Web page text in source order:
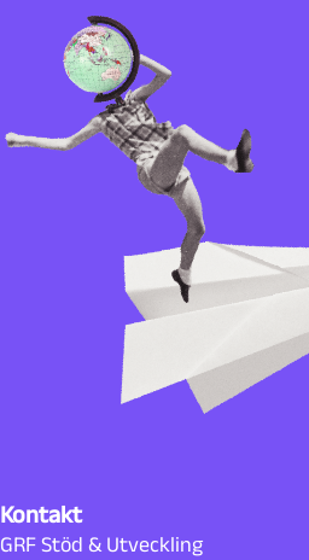
Kontakt
GRF Stöd & Utveckling